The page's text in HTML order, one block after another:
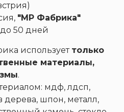
"МР Фабрика"
до 50 дней
использует только
материалы,
.
мдф, лдсп,
дерева, шпон, металл,